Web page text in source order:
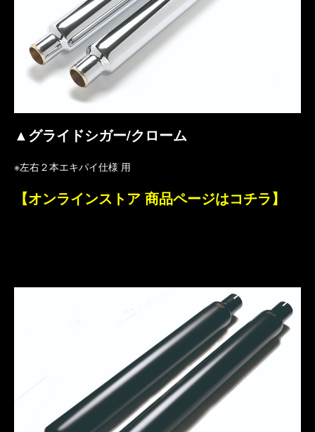
▲グライドシガー/クローム
※左右２本エキパイ仕様 用
【オンラインストア 商品ページはコチラ】